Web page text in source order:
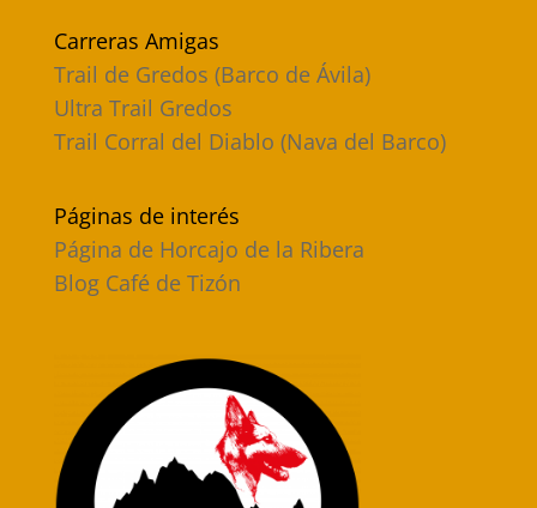
Carreras Amigas
Trail de Gredos (Barco de Ávila)
Ultra Trail Gredos
Trail Corral del Diablo (Nava del Barco)
Páginas de interés
Página de Horcajo de la Ribera
Blog Café de Tizón